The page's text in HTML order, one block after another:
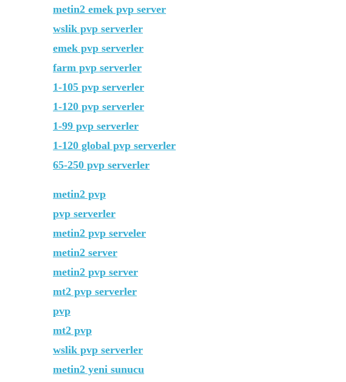
metin2 emek pvp server
wslik pvp serverler
emek pvp serverler
farm pvp serverler
1-105 pvp serverler
1-120 pvp serverler
1-99 pvp serverler
1-120 global pvp serverler
65-250 pvp serverler
metin2 pvp
pvp serverler
metin2 pvp serveler
metin2 server
metin2 pvp server
mt2 pvp serverler
pvp
mt2 pvp
wslik pvp serverler
metin2 yeni sunucu